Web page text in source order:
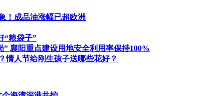
！成品油涨幅已超欧洲
“粮袋子”
襄阳重点建设用地安全利用率保持100%
情人节给刚生孩子送哪些花好？